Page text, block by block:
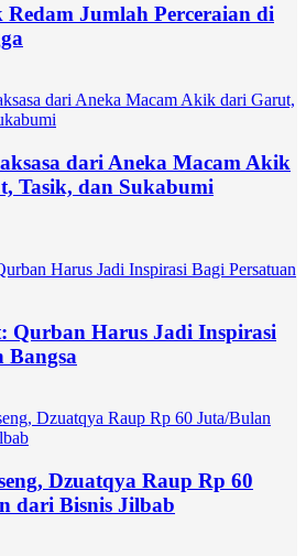
Jumlah Perceraian di
dari Aneka Macam Akik
Tasik, dan Sukabumi
Qurban Harus Jadi Inspirasi
Bangsa
Dzuatqya Raup Rp 60
dari Bisnis Jilbab